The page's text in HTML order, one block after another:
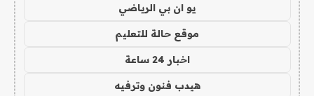
يو ان بي الرياضي
موقع حالة للتعليم
اخبار 24 ساعة
هيدب فنون وترفيه